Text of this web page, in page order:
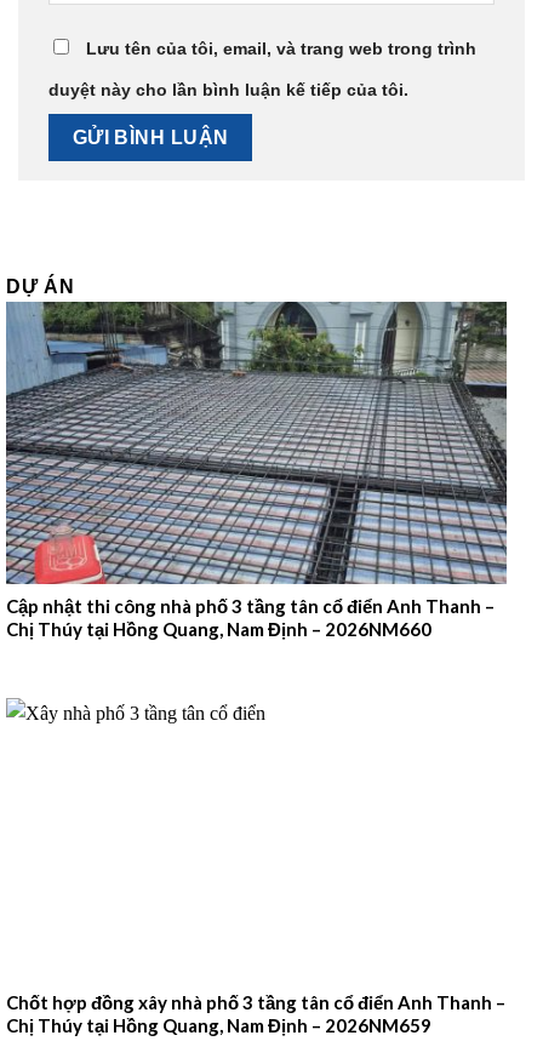
Lưu tên của tôi, email, và trang web trong trình
duyệt này cho lần bình luận kế tiếp của tôi.
DỰ ÁN
Cập nhật thi công nhà phố 3 tầng tân cổ điển Anh Thanh –
Chị Thúy tại Hồng Quang, Nam Định – 2026NM660
Chốt hợp đồng xây nhà phố 3 tầng tân cổ điển Anh Thanh –
Chị Thúy tại Hồng Quang, Nam Định – 2026NM659